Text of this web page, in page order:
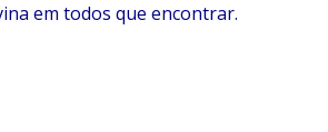
em todos que encontrar.